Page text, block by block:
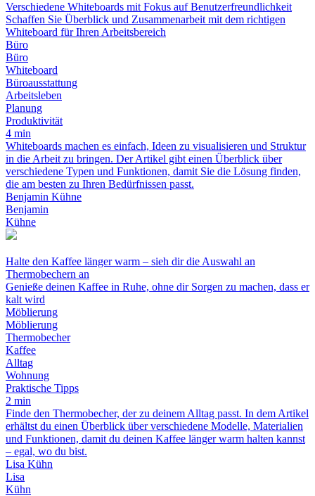
Verschiedene Whiteboards mit Fokus auf Benutzerfreundlichkeit
Schaffen Sie Überblick und Zusammenarbeit mit dem richtigen
Whiteboard für Ihren Arbeitsbereich
Büro
Büro
Whiteboard
Büroausstattung
Arbeitsleben
Planung
Produktivität
4 min
Whiteboards machen es einfach, Ideen zu visualisieren und Struktur
in die Arbeit zu bringen. Der Artikel gibt einen Überblick über
verschiedene Typen und Funktionen, damit Sie die Lösung finden,
die am besten zu Ihren Bedürfnissen passt.
Benjamin Kühne
Benjamin
Kühne
Halte den Kaffee länger warm – sieh dir die Auswahl an
Thermobechern an
Genieße deinen Kaffee in Ruhe, ohne dir Sorgen zu machen, dass er
kalt wird
Möblierung
Möblierung
Thermobecher
Kaffee
Alltag
Wohnung
Praktische Tipps
2 min
Finde den Thermobecher, der zu deinem Alltag passt. In dem Artikel
erhältst du einen Überblick über verschiedene Modelle, Materialien
und Funktionen, damit du deinen Kaffee länger warm halten kannst
– egal, wo du bist.
Lisa Kühn
Lisa
Kühn